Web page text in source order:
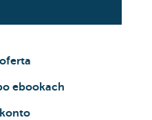
ebookach